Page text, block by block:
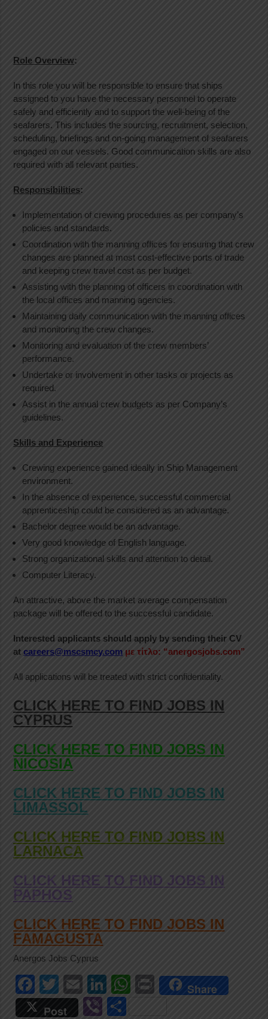
Role Overview:
In this role you will be responsible to ensure that ships
assigned to you have the necessary personnel to operate
safely and efficiently and to support the well-being of the
seafarers. This includes the sourcing, recruitment, selection,
scheduling, briefings and on-going management of seafarers
engaged on our vessels. Good communication skills are also
required with all relevant parties.
Responsibilities:
Implementation of crewing procedures as per company’s
policies and standards.
Coordination with the manning offices for ensuring that crew
changes are planned at most cost-effective ports of trade
and keeping crew travel cost as per budget.
Assisting with the planning of officers in coordination with
the local offices and manning agencies.
Maintaining daily communication with the manning offices
and monitoring the crew changes.
Monitoring and evaluation of the crew members’
performance.
Undertake or involvement in other tasks or projects as
required.
Assist in the annual crew budgets as per Company’s
guidelines.
Skills and Experience
Crewing experience gained ideally in Ship Management
environment.
In the absence of experience, successful commercial
apprenticeship could be considered as an advantage.
Bachelor degree would be an advantage.
Very good knowledge of English language.
Strong organizational skills and attention to detail.
Computer Literacy.
An attractive, above the market average compensation
package will be offered to the successful candidate.
Interested applicants should apply by sending their CV
atcareers@mscsmcy.com με τίτλο: “anergosjobs.com”
All applications will be treated with strict confidentiality.
CLICK HERE TO FIND JOBS IN
CYPRUS
CLICK HERE TO FIND JOBS IN
NICOSIA
CLICK HERE TO FIND JOBS IN
LIMASSOL
CLICK HERE TO FIND JOBS IN
LARNACA
CLICK HERE TO FIND JOBS IN
PAPHOS
CLICK HERE TO FIND JOBS IN
FAMAGUSTA
Anergos Jobs Cyprus
F
a
T
wi
E
m
Li
n
W Pr
Share
Post
Vi